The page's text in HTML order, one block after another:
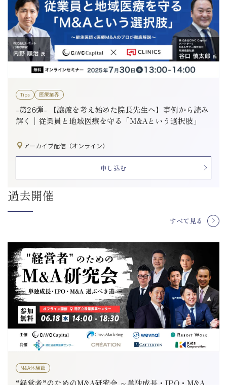
Tips 医療業界
-第26弾- 【譲渡を考え始めた院長先生へ】事例から読み
解く│従業員と地域医療を守る「M&Aという選択肢」
アーカイブ配信（オンライン）
申し込む
過去開催
すべて見る
M&A体験談
“経営者”のためのM&A研究会 ～単独成長・IPO・M&A